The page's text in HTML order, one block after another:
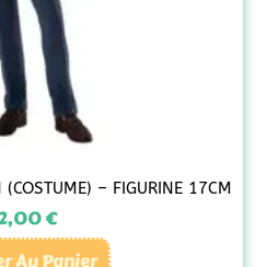
– FIGURINE 17CM
€
Au Panier